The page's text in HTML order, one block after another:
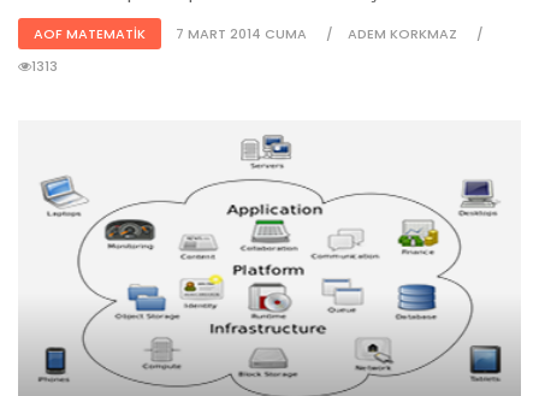
AOF MATEMATIK 7 MART 2014 CUMA
ADEM KORKMAZ
1313